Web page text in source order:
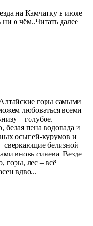
на Камчатку в июле
о чём..Читать далее
горы самыми
любоваться всеми
– голубое,
белая пена водопада и
осыпей-курумов и
сверкающие белизной
вновь синева. Везде
горы, лес – всё
вдво...